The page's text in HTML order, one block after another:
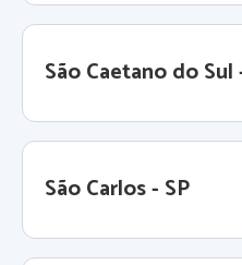
São Caetano do Sul
São Carlos - SP